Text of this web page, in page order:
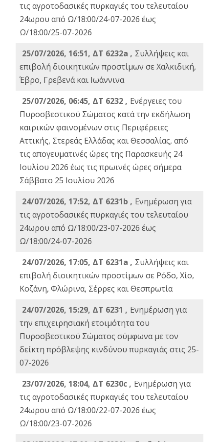
τις αγροτοδασικές πυρκαγιές του τελευταίου
24ωρου από Ω/18:00/24-07-2026 έως
Ω/18:00/25-07-2026
25/07/2026, 16:51, ΔΤ 6232a , Συλλήψεις και
επιβολή διοικητικών προστίμων σε Χαλκιδική,
Έβρο, Γρεβενά και Ιωάννινα
25/07/2026, 06:45, ΔΤ 6232 , Ενέργειες του
Πυροσβεστικού Σώματος κατά την εκδήλωση
καιρικών φαινομένων στις Περιφέρειες
Αττικής, Στερεάς Ελλάδας και Θεσσαλίας, από
τις απογευματινές ώρες της Παρασκευής 24
Ιουλίου 2026 έως τις πρωινές ώρες σήμερα
Σάββατο 25 Ιουλίου 2026
24/07/2026, 17:52, ΔΤ 6231b , Ενημέρωση για
τις αγροτοδασικές πυρκαγιές του τελευταίου
24ωρου από Ω/18:00/23-07-2026 έως
Ω/18:00/24-07-2026
24/07/2026, 17:05, ΔΤ 6231a , Συλλήψεις και
επιβολή διοικητικών προστίμων σε Ρόδο, Χίο,
Κοζάνη, Φλώρινα, Σέρρες και Θεσπρωτία
24/07/2026, 15:29, ΔΤ 6231 , Ενημέρωση για
την επιχειρησιακή ετοιμότητα του
Πυροσβεστικού Σώματος σύμφωνα με τον
δείκτη πρόβλεψης κινδύνου πυρκαγιάς στις 25-
07-2026
23/07/2026, 18:04, ΔΤ 6230c , Ενημέρωση για
τις αγροτοδασικές πυρκαγιές του τελευταίου
24ωρου από Ω/18:00/22-07-2026 έως
Ω/18:00/23-07-2026